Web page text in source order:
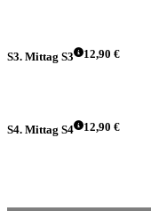
S3. Mittag S3 12,90 €
S4. Mittag S4 12,90 €